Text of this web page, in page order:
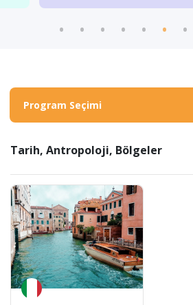
Program Seçimi
Tarih, Antropoloji, Bölgeler